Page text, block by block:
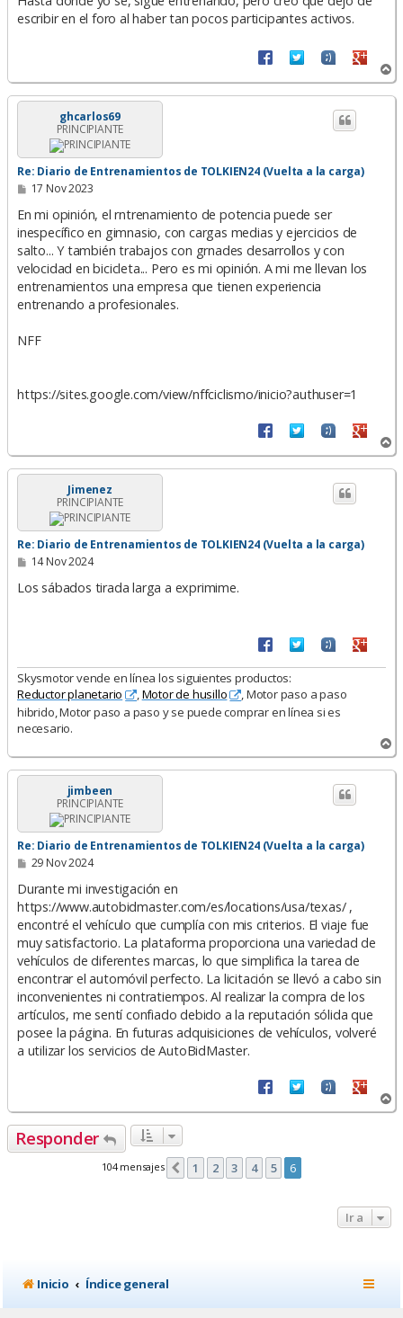
a
escribir en el foro al haber tan pocos participantes activos.
r
r
ghcarlos69
PRINCIPIANTE
Re: Diario de Entrenamientos de TOLKIEN24 (Vuelta a la carga)
M
n
a
j
e
17 Nov 2023
En mi opinión, el rntrenamiento de potencia puede ser
inespecífico en gimnasio, con cargas medias y ejercicios de
salto... Y también trabajos con grnades desarrollos y con
velocidad en bicicleta... Pero es mi opinión. A mi me llevan los
entrenamientos una empresa que tienen experiencia
entrenando a profesionales.
NFF
https://sites.google.com/view/nffciclismo/inicio?authuser=1
r
r
Jimenez
PRINCIPIANTE
Re: Diario de Entrenamientos de TOLKIEN24 (Vuelta a la carga)
M
n
14 Nov 2024
Los sábados tirada larga a exprimime.
Skysmotor vende en línea los siguientes productos:
Reductor planetario
,Motor de husillo
, Motor paso a paso
hibrido, Motor paso a paso y se puede comprar en línea si es
necesario.
r
r
jimbeen
PRINCIPIANTE
Re: Diario de Entrenamientos de TOLKIEN24 (Vuelta a la carga)
M
n
s
a
j
e
29 Nov 2024
Durante mi investigación en
https://www.autobidmaster.com/es/locations/usa/texas/ ,
encontré el vehículo que cumplía con mis criterios. El viaje fue
muy satisfactorio. La plataforma proporciona una variedad de
vehículos de diferentes marcas, lo que simplifica la tarea de
encontrar el automóvil perfecto. La licitación se llevó a cabo sin
inconvenientes ni contratiempos. Al realizar la compra de los
artículos, me sentí confiado debido a la reputación sólida que
posee la página. En futuras adquisiciones de vehículos, volveré
a utilizar los servicios de AutoBidMaster.
r
Responder
104 mensajes Anterior
1 2 3 4 5 6
Ir a
Inicio Índice general